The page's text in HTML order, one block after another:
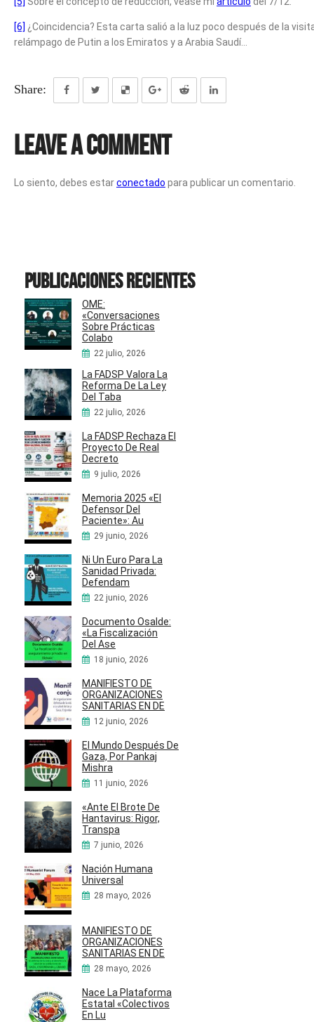
[6] ¿Coincidencia? Esta carta salió a la luz poco después de la
relámpago de Putin a los Emiratos y a Arabia Saudí…
Share:
Leave a Comment
Lo siento, debes estarconectado para publicar un comentario.
Publicaciones recientes
OME:
«Conversaciones
Sobre Prácticas
Colabo
22 julio, 2026
La FADSP Valora La
Reforma De La Ley
Del Taba
22 julio, 2026
La FADSP Rechaza El
Proyecto De Real
Decreto
9 julio, 2026
Memoria 2025 «El
Defensor Del
Paciente»: Au
29 junio, 2026
Ni Un Euro Para La
Sanidad Privada:
Defendam
22 junio, 2026
Documento Osalde:
«La Fiscalización
Del Ase
18 junio, 2026
MANIFIESTO DE
ORGANIZACIONES
SANITARIAS EN DE
12 junio, 2026
El Mundo Después De
Gaza, Por Pankaj
Mishra
11 junio, 2026
«Ante El Brote De
Hantavirus: Rigor,
Transpa
7 junio, 2026
Nación Humana
Universal
28 mayo, 2026
MANIFIESTO DE
ORGANIZACIONES
SANITARIAS EN DE
28 mayo, 2026
Nace La Plataforma
Estatal «Colectivos
En Lu